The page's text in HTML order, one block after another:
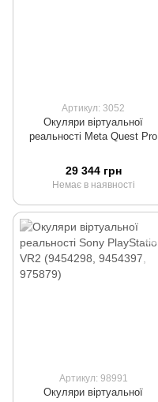
Артикул: 3052
Окуляри віртуальної
реальності Meta Quest Pro
29 344 грн
Немає в наявності
Артикул: 98991
Окуляри віртуальної